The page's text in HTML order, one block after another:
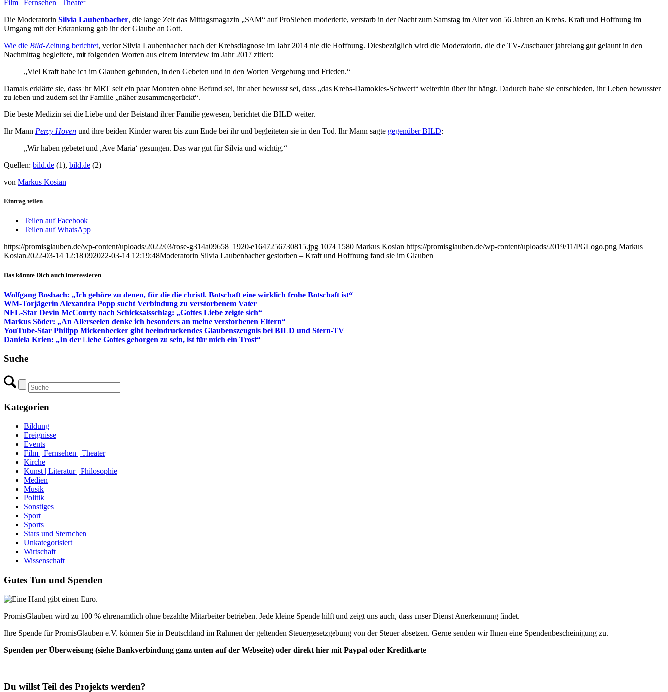
Film | Fernsehen | Theater
Die Moderatorin Silvia Laubenbacher, die lange Zeit das Mittagsmagazin „SAM“ auf ProSieben moderierte, verstarb in der Nacht zum Samstag im Alter von 56 Jahren an Krebs. Kraft und Hoffnung im
Umgang mit der Erkrankung gab ihr der Glaube an Gott.
Wie die Bild-Zeitung berichtet, verlor Silvia Laubenbacher nach der Krebsdiagnose im Jahr 2014 nie die Hoffnung. Diesbezüglich wird die Moderatorin, die die TV-Zuschauer jahrelang gut gelaunt in den
Nachmittag begleitete, mit folgenden Worten aus einem Interview im Jahr 2017 zitiert:
„Viel Kraft habe ich im Glauben gefunden, in den Gebeten und in den Worten Vergebung und Frieden.“
Damals erklärte sie, dass ihr MRT seit ein paar Monaten ohne Befund sei, ihr aber bewusst sei, dass „das Krebs-Damokles-Schwert“ weiterhin über ihr hängt. Dadurch habe sie entschieden, ihr Leben bewusster
zu leben und zudem sei ihr Familie „näher zusammengerückt“.
Die beste Medizin sei die Liebe und der Beistand ihrer Familie gewesen, berichtet die BILD weiter.
Ihr Mann Percy Hoven und ihre beiden Kinder waren bis zum Ende bei ihr und begleiteten sie in den Tod. Ihr Mann sagte gegenüber BILD:
„Wir haben gebetet und ,Ave Maria‘ gesungen. Das war gut für Silvia und wichtig.“
Quellen: bild.de (1), bild.de (2)
von Markus Kosian
Eintrag teilen
Teilen auf Facebook
Teilen auf WhatsApp
https://promisglauben.de/wp-content/uploads/2022/03/rose-g314a09658_1920-e1647256730815.jpg 1074 1580 Markus Kosian https://promisglauben.de/wp-content/uploads/2019/11/PGLogo.png Markus
Kosian2022-03-14 12:18:092022-03-14 12:19:48Moderatorin Silvia Laubenbacher gestorben – Kraft und Hoffnung fand sie im Glauben
Das könnte Dich auch interessieren
Wolfgang Bosbach: „Ich gehöre zu denen, für die die christl. Botschaft eine wirklich frohe Botschaft ist“
WM-Torjägerin Alexandra Popp sucht Verbindung zu verstorbenem Vater
NFL-Star Devin McCourty nach Schicksalsschlag: „Gottes Liebe zeigte sich“
Markus Söder: „An Allerseelen denke ich besonders an meine verstorbenen Eltern“
YouTube-Star Philipp Mickenbecker gibt beeindruckendes Glaubenszeugnis bei BILD und Stern-TV
Daniela Krien: „In der Liebe Gottes geborgen zu sein, ist für mich ein Trost“
Suche
Kategorien
Bildung
Ereignisse
Events
Film | Fernsehen | Theater
Kirche
Kunst | Literatur | Philosophie
Medien
Musik
Politik
Sonstiges
Sport
Sports
Stars und Sternchen
Unkategorisiert
Wirtschaft
Wissenschaft
Gutes Tun und Spenden
PromisGlauben wird zu 100 % ehrenamtlich ohne bezahlte Mitarbeiter betrieben. Jede kleine Spende hilft und zeigt uns auch, dass unser Dienst Anerkennung findet.
Ihre Spende für PromisGlauben e.V. können Sie in Deutschland im Rahmen der geltenden Steuergesetzgebung von der Steuer absetzen. Gerne senden wir Ihnen eine Spendenbescheinigung zu.
Spenden per Überweisung (siehe Bankverbindung ganz unten auf der Webseite) oder direkt hier mit Paypal oder Kreditkarte
Du willst Teil des Projekts werden?